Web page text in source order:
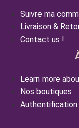
Suivre ma
Livraison &
Contact us !
Learn more
Nos boutiques
Authentification